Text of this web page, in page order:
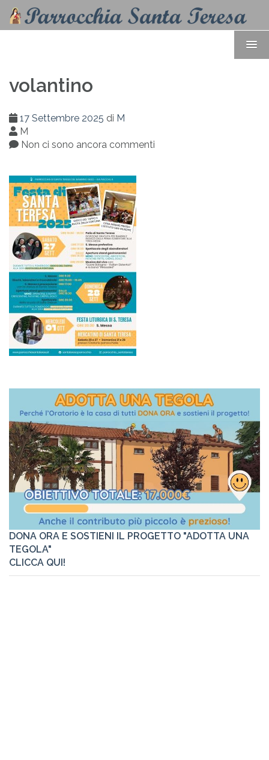
volantino
17 Settembre 2025 di M
M
Non ci sono ancora commenti
DONA ORA E SOSTIENI IL PROGETTO "ADOTTA UNA
TEGOLA"
CLICCA QUI!